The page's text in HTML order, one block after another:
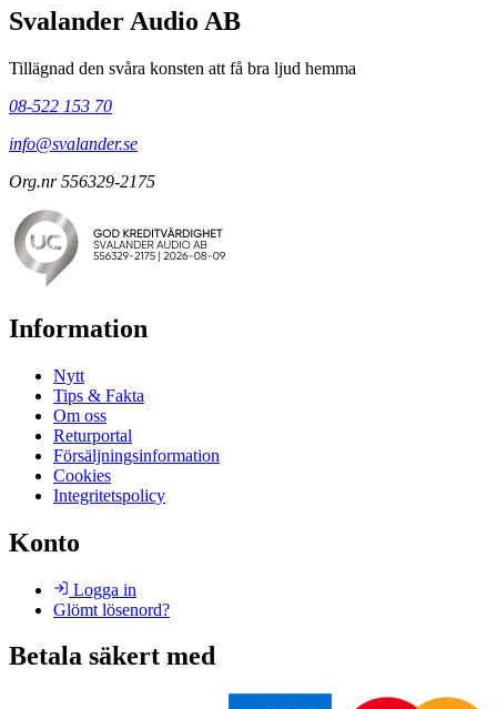
Svalander Audio AB
Tillägnad den svåra konsten att få bra ljud hemma
08-522 153 70
info@svalander.se
Org.nr 556329-2175
Information
Nytt
Tips & Fakta
Om oss
Returportal
Försäljningsinformation
Cookies
Integritetspolicy
Konto
Logga in
Glömt lösenord?
Betala säkert med